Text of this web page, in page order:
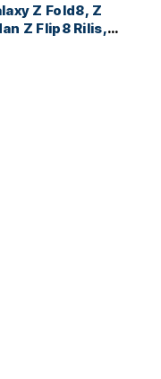
Z Fold8, Z
Z Flip8 Rilis,